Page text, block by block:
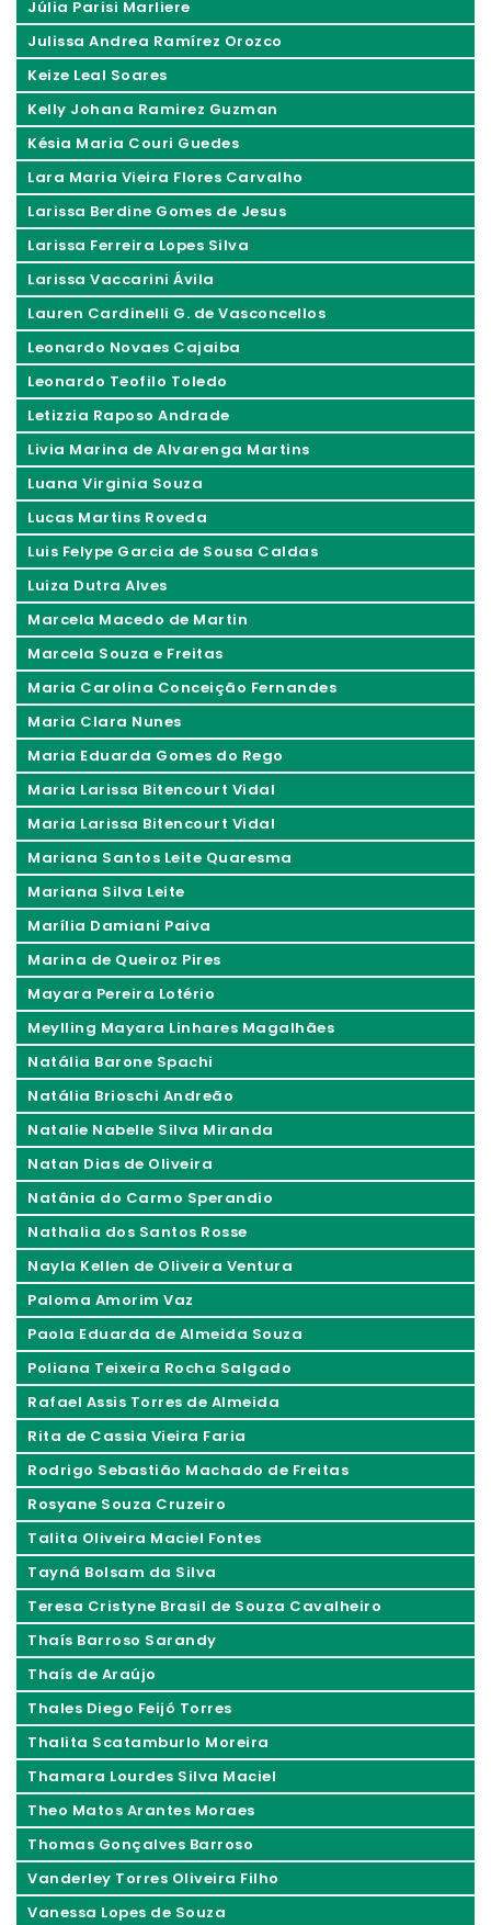
Júlia Parisi Marliere
Julissa Andrea Ramírez Orozco
Keize Leal Soares
Kelly Johana Ramirez Guzman
Késia Maria Couri Guedes
Lara Maria Vieira Flores Carvalho
Larissa Berdine Gomes de Jesus
Larissa Ferreira Lopes Silva
Larissa Vaccarini Ávila
Lauren Cardinelli G. de Vasconcellos
Leonardo Novaes Cajaiba
Leonardo Teofilo Toledo
Letizzia Raposo Andrade
Livia Marina de Alvarenga Martins
Luana Virginia Souza
Lucas Martins Roveda
Luis Felype Garcia de Sousa Caldas
Luiza Dutra Alves
Marcela Macedo de Martin
Marcela Souza e Freitas
Maria Carolina Conceição Fernandes
Maria Clara Nunes
Maria Eduarda Gomes do Rego
Maria Larissa Bitencourt Vidal
Maria Larissa Bitencourt Vidal
Mariana Santos Leite Quaresma
Mariana Silva Leite
Marília Damiani Paiva
Marina de Queiroz Pires
Mayara Pereira Lotério
Meylling Mayara Linhares Magalhães
Natália Barone Spachi
Natália Brioschi Andreão
Natalie Nabelle Silva Miranda
Natan Dias de Oliveira
Natânia do Carmo Sperandio
Nathalia dos Santos Rosse
Nayla Kellen de Oliveira Ventura
Paloma Amorim Vaz
Paola Eduarda de Almeida Souza
Poliana Teixeira Rocha Salgado
Rafael Assis Torres de Almeida
Rita de Cassia Vieira Faria
Rodrigo Sebastião Machado de Freitas
Rosyane Souza Cruzeiro
Talita Oliveira Maciel Fontes
Tayná Bolsam da Silva
Teresa Cristyne Brasil de Souza Cavalheiro
Thaís Barroso Sarandy
Thaís de Araújo
Thales Diego Feijó Torres
Thalita Scatamburlo Moreira
Thamara Lourdes Silva Maciel
Theo Matos Arantes Moraes
Thomas Gonçalves Barroso
Vanderley Torres Oliveira Filho
Vanessa Lopes de Souza